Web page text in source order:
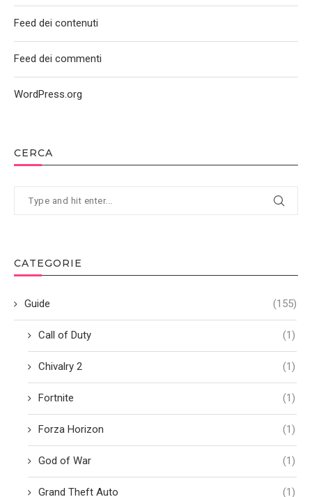
CERCA
CATEGORIE
Guide (155)
Call of Duty (1)
Chivalry 2 (1)
Fortnite (1)
Forza Horizon (1)
God of War (1)
Grand Theft Auto (1)
Feed dei contenuti
Feed dei commenti
WordPress.org